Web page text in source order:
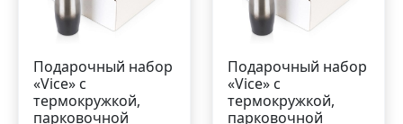
Подарочный набор
«Vice» с
термокружкой,
парковочной
Подарочный набор
«Vice» с
термокружкой,
парковочной